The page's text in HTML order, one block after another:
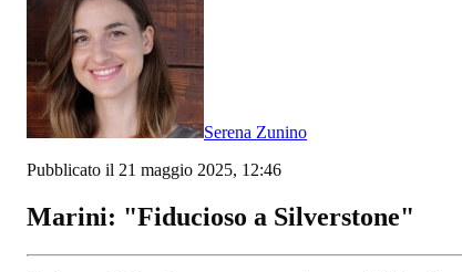
Serena Zunino
Pubblicato il 21 maggio 2025, 12:46
Marini: "Fiducioso a Silverstone"